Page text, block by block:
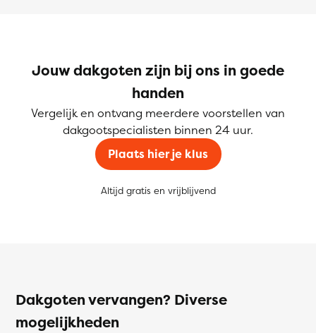
Jouw dakgoten zijn bij ons in goede
handen
Vergelijk en ontvang meerdere voorstellen van
dakgootspecialisten binnen 24 uur.
Plaats hier je klus
Altijd gratis en vrijblijvend
Dakgoten vervangen? Diverse
mogelijkheden